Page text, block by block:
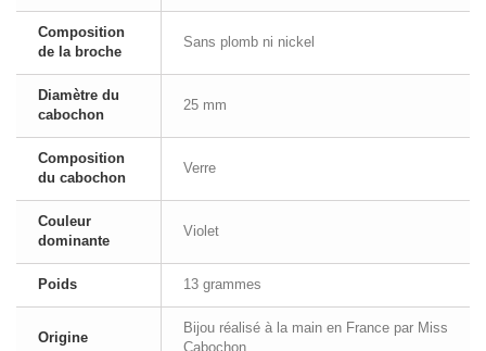
Composition
de la broche
Sans plomb ni nickel
Diamètre du
cabochon
25 mm
Composition
du cabochon
Verre
Couleur
dominante
Violet
Poids 13 grammes
Origine
Bijou réalisé à la main en France par Miss
Cabochon